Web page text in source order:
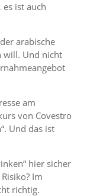
ist auch
arabische
will. Und nicht
am
von Covestro
Und das ist
hier sicher
Im
richtig.